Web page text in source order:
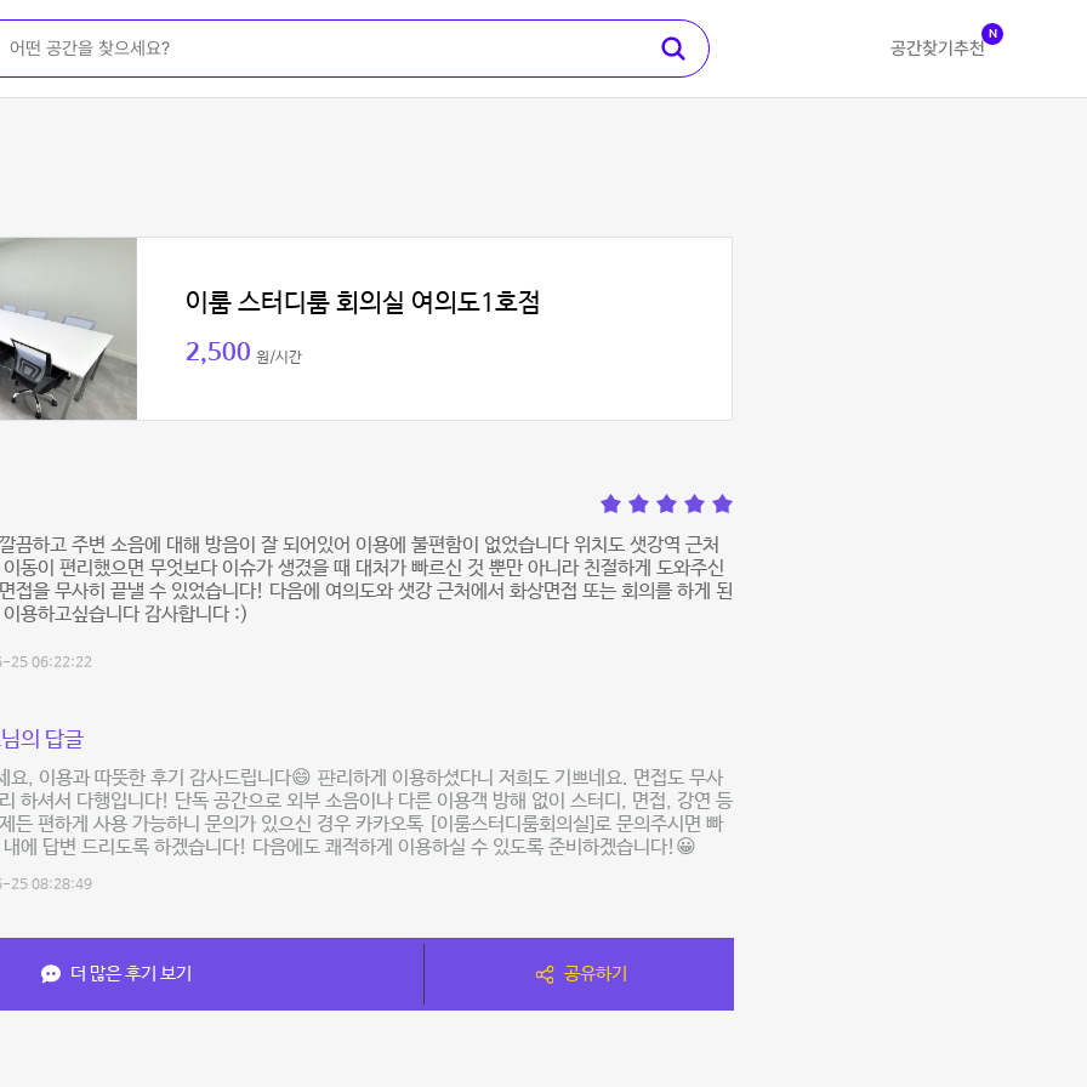
공간찾기 추천
N
이룸 스터디룸 회의실 여의도1호점
2,500 원/시간
끔하고 주변 소음에 대해 방음이 잘 되어있어 이용에 불편함이 없었습니다 위치도 샛강역 근처
동이 편리했으면 무엇보다 이슈가 생겼을 때 대처가 빠르신 것 뿐만 아니라 친절하게 도와주신
접을 무사히 끝낼 수 있었습니다! 다음에 여의도와 샛강 근처에서 화상면접 또는 회의를 하게 된
용하고싶습니다 감사합니다 :)
25 06:22:22
의 답글
요, 이용과 따뜻한 후기 감사드립니다😄 퍈리하게 이용하셨다니 저희도 기쁘네요. 면접도 무사
하셔서 다행입니다! 단독 공간으로 외부 소음이나 다른 이용객 방해 없이 스터디, 면접, 강연 등
든 편하게 사용 가능하니 문의가 있으신 경우 카카오톡 [이룸스터디룸회의실]로 문의주시면 빠
에 답변 드리도록 하겠습니다! 다음에도 쾌적하게 이용하실 수 있도록 준비하겠습니다!😀
25 08:28:49
더 많은 후기 보기 공유하기